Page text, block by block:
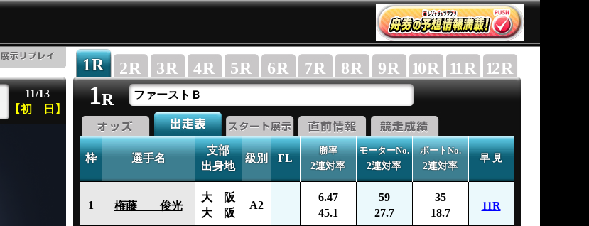
11/13
【初 日】
1R 2R 3R 4R 5R 6R 7R 8R 9R 10R 11R 12R
1R ファーストＢ
枠 選手名
支部
出身地
級別 FL
勝率
2連対率
モーターNo.
2連対率
ボートNo.
2連対率
早 見
1 権藤 俊光
大 阪
大 阪
A2
6.47
45.1
59
27.7
35
18.7
11R